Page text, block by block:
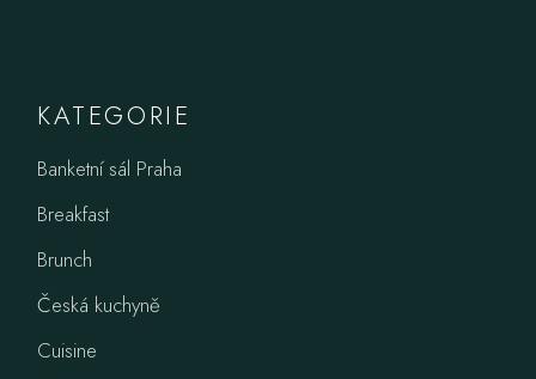
KATEGORIE
Banketní sál Praha
Breakfast
Brunch
Česká kuchyně
Cuisine